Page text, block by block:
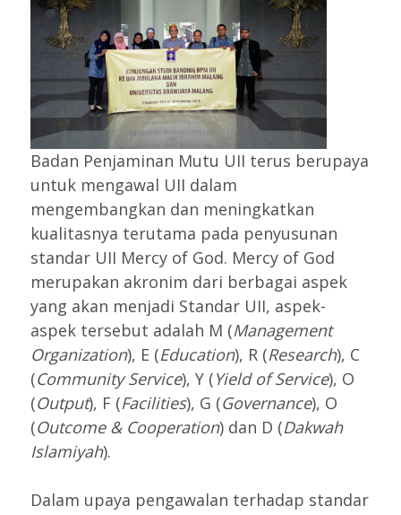
Badan Penjaminan Mutu UII terus berupaya
untuk mengawal UII dalam
mengembangkan dan meningkatkan
kualitasnya terutama pada penyusunan
standar UII Mercy of God. Mercy of God
merupakan akronim dari berbagai aspek
yang akan menjadi Standar UII, aspek-
aspek tersebut adalah M (Management
Organization), E (Education), R (Research), C
(Community Service), Y (Yield of Service), O
(Output), F (Facilities), G (Governance), O
(Outcome & Cooperation) dan D (Dakwah
Islamiyah).
Dalam upaya pengawalan terhadap standar